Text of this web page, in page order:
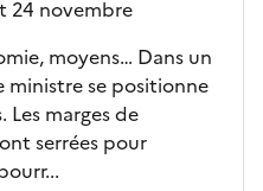
24 novembre
moyens… Dans un
ministre se positionne
Les marges de
serrées pour